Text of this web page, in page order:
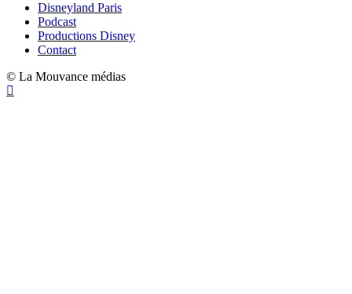
Disneyland Paris
Podcast
Productions Disney
Contact
© La Mouvance médias